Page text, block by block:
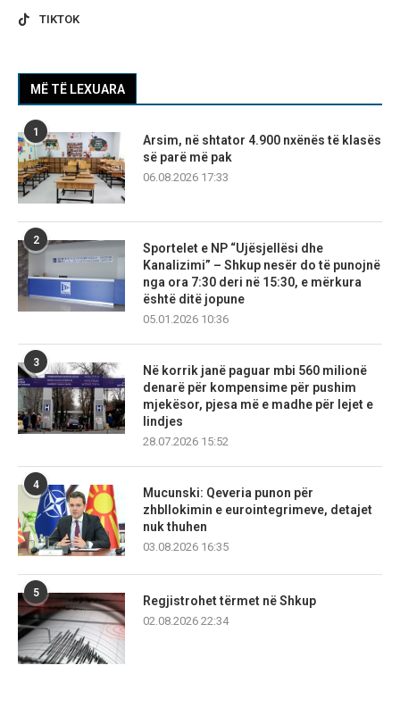
TIKTOK
MË TË LEXUARA
1
Arsim, në shtator 4.900 nxënës të klasës
së parë më pak
06.08.2026 17:33
2
Sportelet e NP “Ujësjellësi dhe
Kanalizimi” – Shkup nesër do të punojnë
nga ora 7:30 deri në 15:30, e mërkura
është ditë jopune
05.01.2026 10:36
3
Në korrik janë paguar mbi 560 milionë
denarë për kompensime për pushim
mjekësor, pjesa më e madhe për lejet e
lindjes
28.07.2026 15:52
4
Mucunski: Qeveria punon për
zhbllokimin e eurointegrimeve, detajet
nuk thuhen
03.08.2026 16:35
5
Regjistrohet tërmet në Shkup
02.08.2026 22:34